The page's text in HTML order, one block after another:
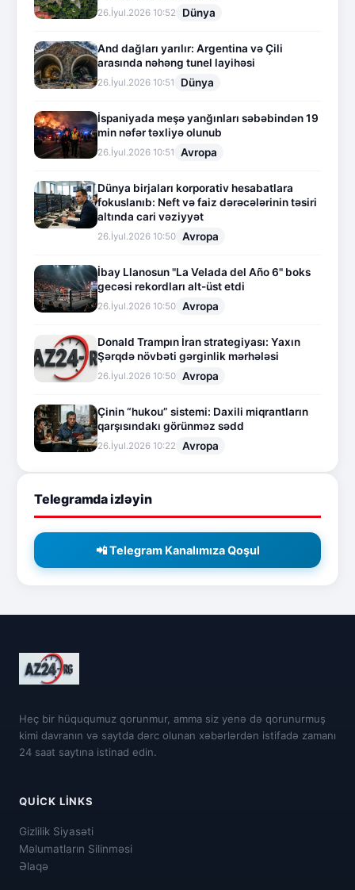
26.İyul.2026 10:52 Dünya
And dağları yarılır: Argentina və Çili
arasında nəhəng tunel layihəsi
26.İyul.2026 10:51 Dünya
İspaniyada meşə yanğınları səbəbindən 19
min nəfər təxliyə olunub
26.İyul.2026 10:51 Avropa
Dünya birjaları korporativ hesabatlara
fokuslanıb: Neft və faiz dərəcələrinin təsiri
altında cari vəziyyət
26.İyul.2026 10:50 Avropa
İbay Llanosun "La Velada del Año 6" boks
gecəsi rekordları alt-üst etdi
26.İyul.2026 10:50 Avropa
Donald Trampın İran strategiyası: Yaxın
Şərqdə növbəti gərginlik mərhələsi
26.İyul.2026 10:50 Avropa
Çinin “hukou” sistemi: Daxili miqrantların
qarşısındakı görünməz sədd
26.İyul.2026 10:22 Avropa
Telegramda izləyin
📲 Telegram Kanalımıza Qoşul
Heç bir hüququmuz qorunmur, amma siz yenə də qorunurmuş
kimi davranın və saytda dərc olunan xəbərlərdən istifadə zamanı
24 saat saytına istinad edin.
QUICK LINKS
Gizlilik Siyasəti
Məlumatların Silinməsi
Əlaqə